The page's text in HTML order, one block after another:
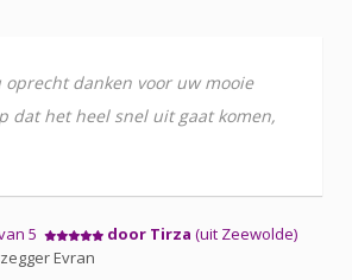
oprecht danken voor uw mooie
dat het heel snel uit gaat komen,
5 door Tirza (uit Zeewolde)
Evran